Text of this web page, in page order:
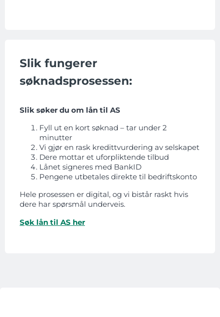
Slik fungerer
søknadsprosessen:
Slik søker du om lån til AS
Fyll ut en kort søknad – tar under 2
minutter
Vi gjør en rask kredittvurdering av selskapet
Dere mottar et uforpliktende tilbud
Lånet signeres med BankID
Pengene utbetales direkte til bedriftskonto
Hele prosessen er digital, og vi bistår raskt hvis
dere har spørsmål underveis.
Søk lån til AS her